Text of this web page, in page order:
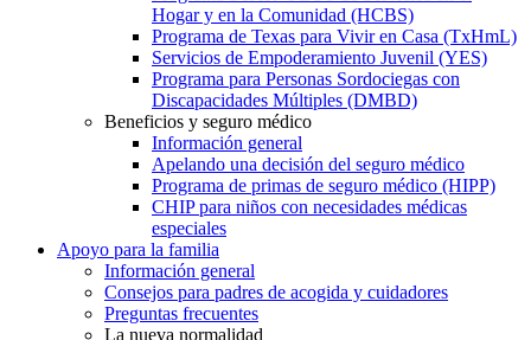
Hogar y en la Comunidad (HCBS)
Programa de Texas para Vivir en Casa (TxHmL)
Servicios de Empoderamiento Juvenil (YES)
Programa para Personas Sordociegas con
Discapacidades Múltiples (DMBD)
Beneficios y seguro médico
Información general
Apelando una decisión del seguro médico
Programa de primas de seguro médico (HIPP)
CHIP para niños con necesidades médicas
especiales
Apoyo para la familia
Información general
Consejos para padres de acogida y cuidadores
Preguntas frecuentes
La nueva normalidad